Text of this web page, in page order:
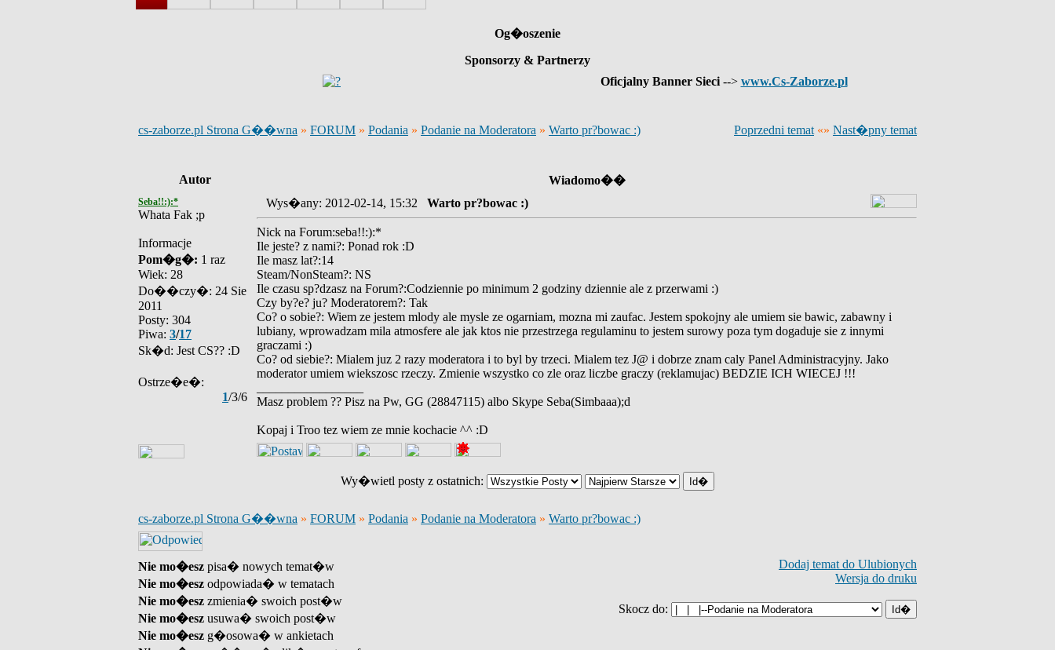
Og�oszenie
Sponsorzy & Partnerzy
Oficjalny Banner Sieci --> www.Cs-Zaborze.pl
cs-zaborze.pl Strona G��wna » FORUM » Podania » Podanie na Moderatora » Warto pr?bowac :) Poprzedni temat «» Nast�pny temat
Autor Wiadomo��
Seba!!:):*
Whata Fak ;p
Informacje
Pom�g�: 1 raz
Wiek: 28
Do��czy�: 24 Sie
2011
Posty: 304
Piwa: 3/17
Sk�d: Jest CS?? :D
Ostrze�e�:
1/3/6
Wys�any: 2012-02-14, 15:32 Warto pr?bowac :)
Nick na Forum:seba!!:):*
Ile jeste? z nami?: Ponad rok :D
Ile masz lat?:14
Steam/NonSteam?: NS
Ile czasu sp?dzasz na Forum?:Codziennie po minimum 2 godziny dziennie ale z przerwami :)
Czy by?e? ju? Moderatorem?: Tak
Co? o sobie?: Wiem ze jestem mlody ale mysle ze ogarniam, mozna mi zaufac. Jestem spokojny ale umiem sie bawic, zabawny i
lubiany, wprowadzam mila atmosfere ale jak ktos nie przestrzega regulaminu to jestem surowy poza tym dogaduje sie z innymi
graczami :)
Co? od siebie?: Mialem juz 2 razy moderatora i to byl by trzeci. Mialem tez J@ i dobrze znam caly Panel Administracyjny. Jako
moderator umiem wiekszosc rzeczy. Zmienie wszystko co zle oraz liczbe graczy (reklamujac) BEDZIE ICH WIECEJ !!!
Masz problem ?? Pisz na Pw, GG (28847115) albo Skype Seba(Simbaaa);d
Kopaj i Troo tez wiem ze mnie kochacie ^^ :D
Wy�wietl posty z ostatnich:
cs-zaborze.pl Strona G��wna » FORUM » Podania » Podanie na Moderatora » Warto pr?bowac :)
Nie mo�esz pisa� nowych temat�w
Nie mo�esz odpowiada� w tematach
Nie mo�esz zmienia� swoich post�w
Nie mo�esz usuwa� swoich post�w
Nie mo�esz g�osowa� w ankietach
Dodaj temat do Ulubionych
Wersja do druku
Skocz do: